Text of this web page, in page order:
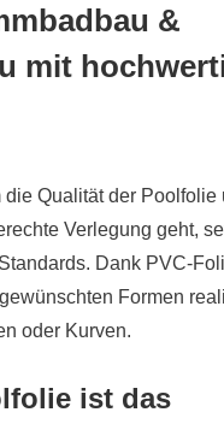
&
mit
die Qualität der Poolfolie
Verlegung geht,
Dank PVC-
Formen
oder Kurven.
ist das